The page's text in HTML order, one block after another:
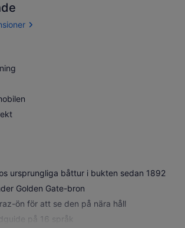
ursprungliga båttur i bukten sedan 1892
Golden Gate-bron
ön för att se den på nära håll
på 16 språk